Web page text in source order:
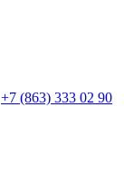
+7 (863) 333 02 90